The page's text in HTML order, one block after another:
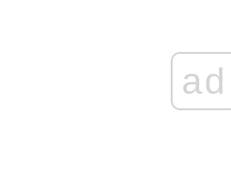
ad